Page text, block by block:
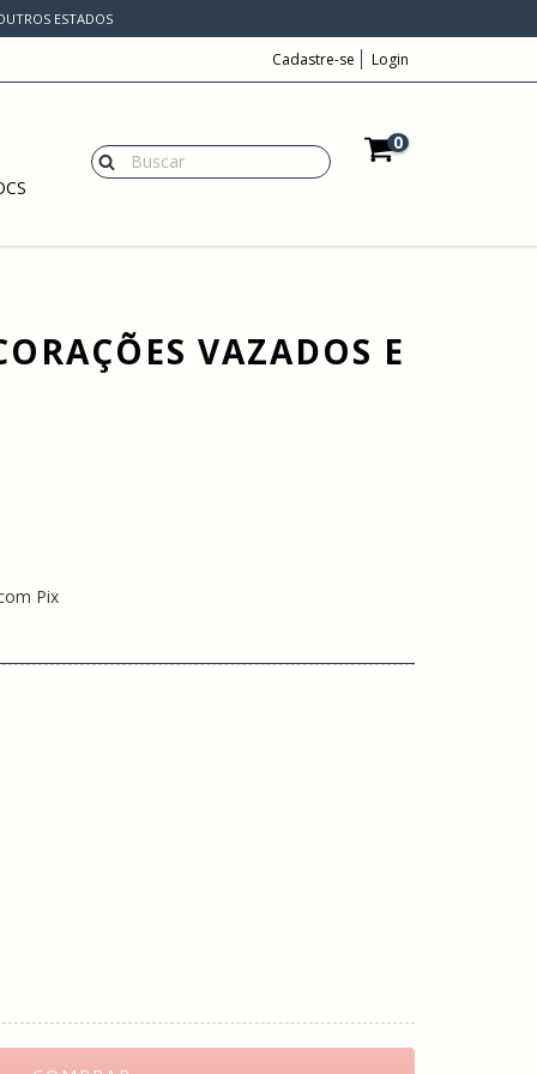
ESTADOS
Cadastre-se Login
0
VAZADOS E
Pix